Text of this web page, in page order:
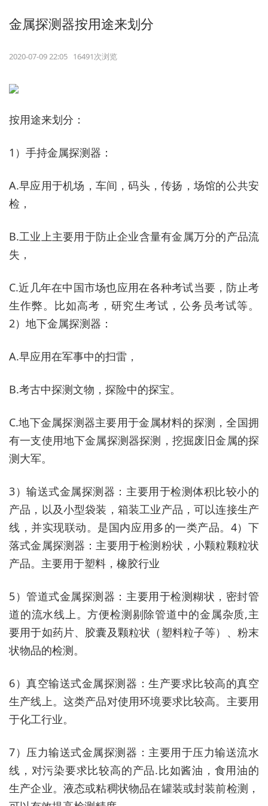
金属探测器按用途来划分
2020-07-09 22:05 16491次浏览
按用途来划分：
1）手持金属探测器：
A.早应用于机场，车间，码头，传扬，场馆的公共安
检，
B.工业上主要用于防止企业含量有金属万分的产品流
失，
C.近几年在中国市场也应用在各种考试当要，防止考
生作弊。比如高考，研究生考试，公务员考试等。
2）地下金属探测器：
A.早应用在军事中的扫雷，
B.考古中探测文物，探险中的探宝。
C.地下金属探测器主要用于金属材料的探测，全国拥
有一支使用地下金属探测器探测，挖掘废旧金属的探
测大军。
3）输送式金属探测器：主要用于检测体积比较小的
产品，以及小型袋装，箱装工业产品，可以连接生产
线，并实现联动。是国内应用多的一类产品。4）下
落式金属探测器：主要用于检测粉状，小颗粒颗粒状
产品。主要用于塑料，橡胶行业
5）管道式金属探测器：主要用于检测糊状，密封管
道的流水线上。方便检测剔除管道中的金属杂质,主
要用于如药片、胶囊及颗粒状（塑料粒子等）、粉末
状物品的检测。
6）真空输送式金属探测器：生产要求比较高的真空
生产线上。这类产品对使用环境要求比较高。主要用
于化工行业。
7）压力输送式金属探测器：主要用于压力输送流水
线，对污染要求比较高的产品.比如酱油，食用油的
生产企业。液态或粘稠状物品在罐装或封装前检测，